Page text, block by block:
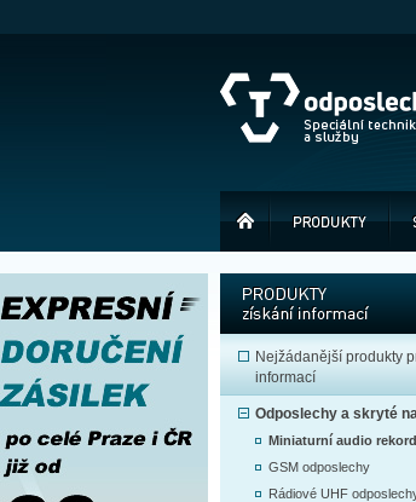
Nejžádanější produkty
informací
Odposlechy a skryté
Miniaturní audio
GSM odposlechy
Rádiové UHF